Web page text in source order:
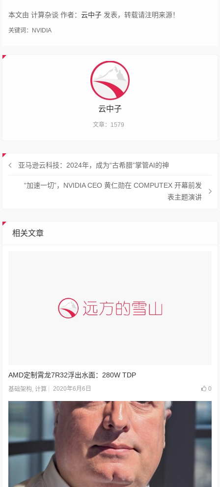
本文由 计算杂谈 作者：云中子 发表，转载请注明来源！
关键词： NVIDIA
云中子
文章：1579
亚马逊云科技：2024年，成为“古希腊”掌管AI的神
“加速一切”，NVIDIA CEO 黄仁勋在 COMPUTEX 开幕前发
表主题演讲
相关文章
AMD定制霄龙7R32浮出水面：280W TDP
基础架构 ,计算 2020年6月6日 0